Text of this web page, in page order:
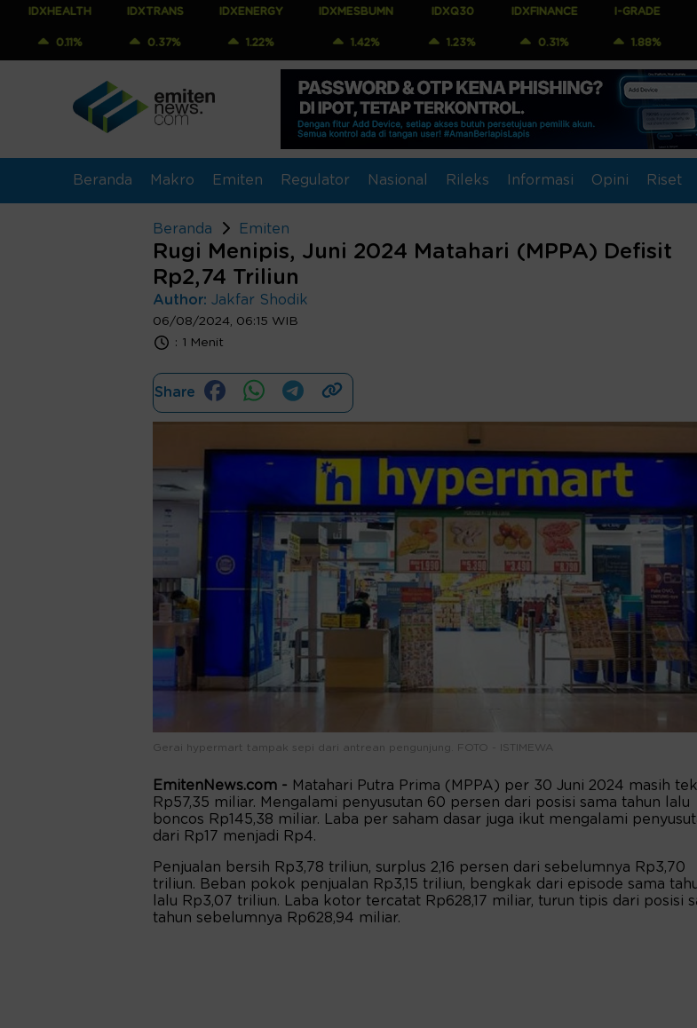
IDXTRANS
0.37%
IDXENERGY
1.22%
IDXMESBUMN IDXQ30
1.23%
IDXFINANCE
0.31%
I-GRADE
1.88% 0.99%
Beranda Makro Emiten Regulator Nasional Rileks Informasi Opini Riset
Beranda Emiten
Rugi Menipis, Juni 2024 Matahari (MPPA) Defisit
Rp2,74 Triliun
Author: Jakfar Shodik
06/08/2024, 06:15 WIB
: 1 Menit
Share
Gerai hypermart tampak sepi dari antrean pengunjung. FOTO - ISTIMEWA
EmitenNews.com - Matahari Putra Prima (MPPA) per 30 Juni 2024 masih
Rp57,35 miliar. Mengalami penyusutan 60 persen dari posisi sama tahun lalu
boncos Rp145,38 miliar. Laba per saham dasar juga ikut mengalami
dari Rp17 menjadi Rp4.
Penjualan bersih Rp3,78 triliun, surplus 2,16 persen dari sebelumnya Rp3,70
triliun. Beban pokok penjualan Rp3,15 triliun, bengkak dari episode sama
lalu Rp3,07 triliun. Laba kotor tercatat Rp628,17 miliar, turun tipis dari posisi
tahun sebelumnya Rp628,94 miliar.